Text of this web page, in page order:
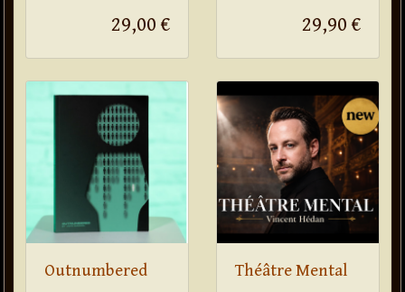
29,00 € 29,90 €
Outnumbered Théâtre Mental